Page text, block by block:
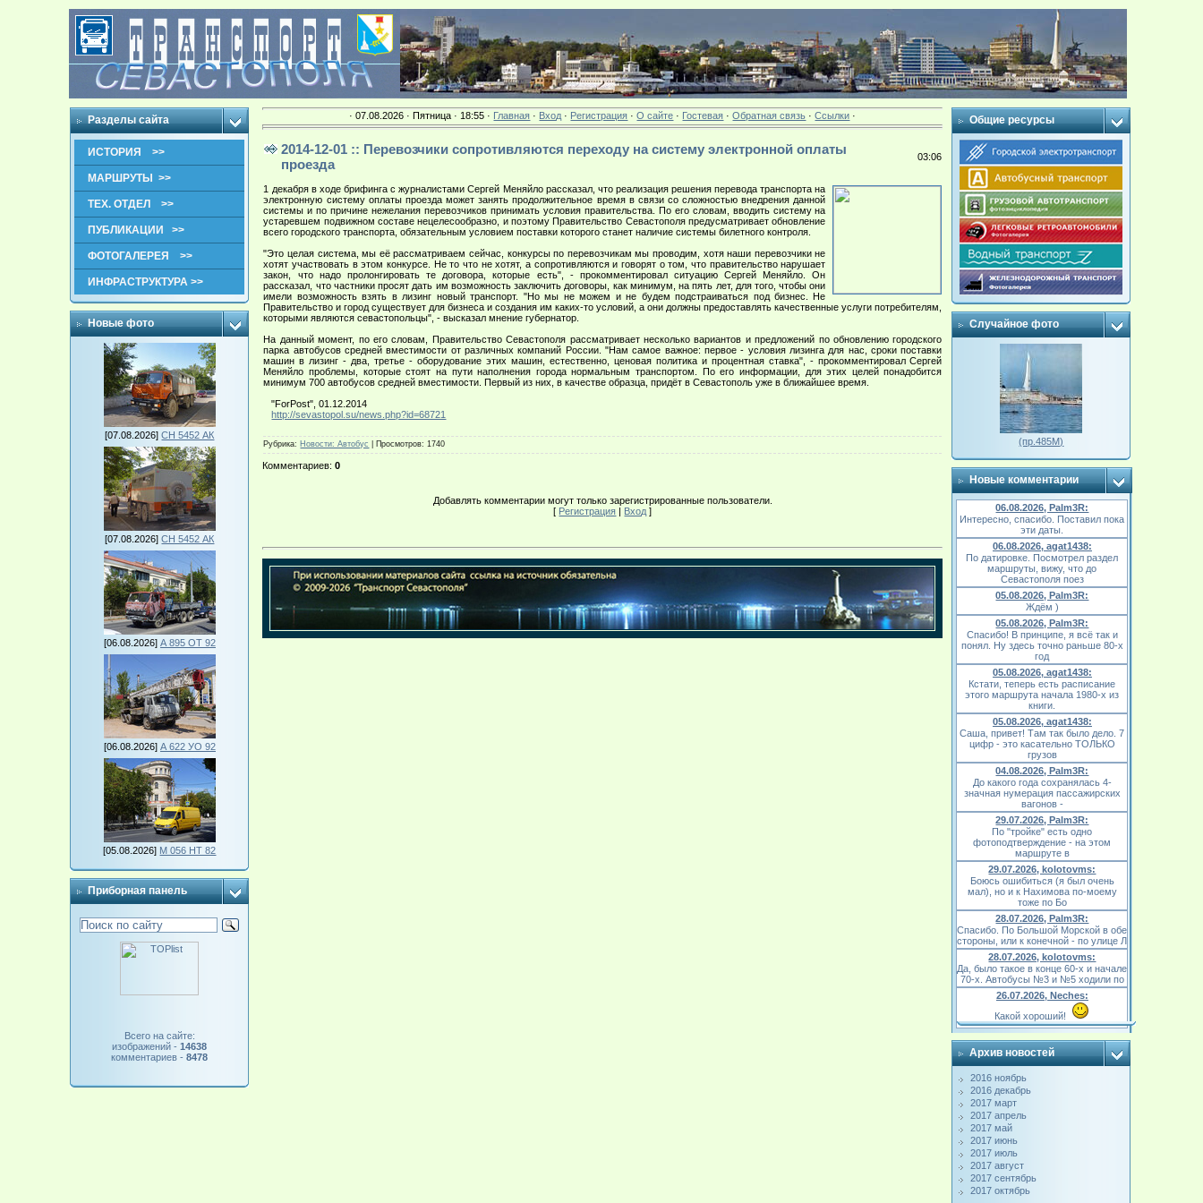
Разделы сайта
ИСТОРИЯ >>
МАРШРУТЫ >>
ТЕХ. ОТДЕЛ >>
ПУБЛИКАЦИИ >>
ФОТОГАЛЕРЕЯ >>
ИНФРАСТРУКТУРА >>
Новые фото
[07.08.2026]СН 5452 АК
[07.08.2026]СН 5452 АК
[06.08.2026] А 895 ОТ 92
[06.08.2026] А 622 УО 92
[05.08.2026] М 056 НТ 82
Приборная панель
Всего на сайте:
изображений -14638
комментариев -8478
· 07.08.2026 · Пятница · 18:55 · Главная · Вход · Регистрация ·О сайте · Гостевая ·Обратная связь ·Ссылки ·
2014-12-01 :: Перевозчики сопротивляются переходу на систему электронной оплаты
проезда
03:06
1 декабря в ходе брифинга с журналистами Сергей Меняйло рассказал, что реализация решения перевода транспорта на
электронную систему оплаты проезда может занять продолжительное время в связи со сложностью внедрения данной
системы и по причине нежелания перевозчиков принимать условия правительства. По его словам, вводить систему на
устаревшем подвижном составе нецелесообразно, и поэтому Правительство Севастополя предусматривает обновление
всего городского транспорта, обязательным условием поставки которого станет наличие системы билетного контроля.
"Это целая система, мы её рассматриваем сейчас, конкурсы по перевозчикам мы проводим, хотя наши перевозчики не
хотят участвовать в этом конкурсе. Не то что не хотят, а сопротивляются и говорят о том, что правительство нарушает
закон, что надо пролонгировать те договора, которые есть", - прокомментировал ситуацию Сергей Меняйло. Он
рассказал, что частники просят дать им возможность заключить договоры, как минимум, на пять лет, для того, чтобы они
имели возможность взять в лизинг новый транспорт. "Но мы не можем и не будем подстраиваться под бизнес. Не
Правительство и город существует для бизнеса и создания им каких-то условий, а они должны предоставлять качественные услуги потребителям,
которыми являются севастопольцы", - высказал мнение губернатор.
На данный момент, по его словам, Правительство Севастополя рассматривает несколько вариантов и предложений по обновлению городского
парка автобусов средней вместимости от различных компаний России. "Нам самое важное: первое - условия лизинга для нас, сроки поставки
машин в лизинг - два, третье - оборудование этих машин, естественно, ценовая политика и процентная ставка", - прокомментировал Сергей
Меняйло проблемы, которые стоят на пути наполнения города нормальным транспортом. По его информации, для этих целей понадобится
минимум 700 автобусов средней вместимости. Первый из них, в качестве образца, придёт в Севастополь уже в ближайшее время.
"ForPost", 01.12.2014
http://sevastopol.su/news.php?id=68721
Рубрика: Новости: Автобус Просмотров: 1740
Комментариев:0
Добавлять комментарии могут только зарегистрированные пользователи.
[ Регистрация | Вход ]
Общие ресурсы
Случайное фото
(пр.485М)
Новые комментарии
06.08.2026, Palm3R:
Интересно, спасибо. Поставил пока
эти даты.
06.08.2026, agat1438:
По датировке. Посмотрел раздел
маршруты, вижу, что до
Севастополя поез
05.08.2026, Palm3R:
Ждём )
05.08.2026, Palm3R:
Спасибо! В принципе, я всё так и
понял. Ну здесь точно раньше 80-х
год
05.08.2026, agat1438:
Кстати, теперь есть расписание
этого маршрута начала 1980-х из
книги.
05.08.2026, agat1438:
Саша, привет! Там так было дело. 7
цифр - это касательно ТОЛЬКО
грузов
04.08.2026, Palm3R:
До какого года сохранялась 4-
значная нумерация пассажирских
вагонов -
29.07.2026, Palm3R:
По "тройке" есть одно
фотоподтверждение - на этом
маршруте в
29.07.2026, kolotovms:
Боюсь ошибиться (я был очень
мал), но и к Нахимова по-моему
тоже по Бо
28.07.2026, Palm3R:
Спасибо. По Большой Морской в обе
стороны, или к конечной - по улице Л
28.07.2026, kolotovms:
Да, было такое в конце 60-х и начале
70-х. Автобусы №3 и №5 ходили по
26.07.2026, Neches:
Какой хороший!
Архив новостей
2016 ноябрь
2016 декабрь
2017 март
2017 апрель
2017 май
2017 июнь
2017 июль
2017 август
2017 сентябрь
2017 октябрь